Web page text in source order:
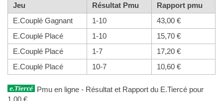
Jeu
Résultat Pmu
Rapport pmu
E.Couplé Gagnant
1-10
43,00 €
E.Couplé Placé
1-10
15,70 €
E.Couplé Placé
1-7
17,20 €
E.Couplé Placé
10-7 10,60 €
Pmu en ligne - Résultat et Rapport du E.Tiercé pour
1,00 €